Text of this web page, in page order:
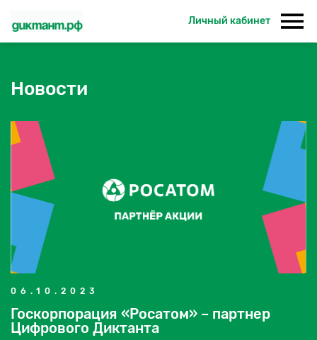
Личный кабинет
Новости
06.10.2023
Госкорпорация «Росатом» – партнер
Цифрового Диктанта